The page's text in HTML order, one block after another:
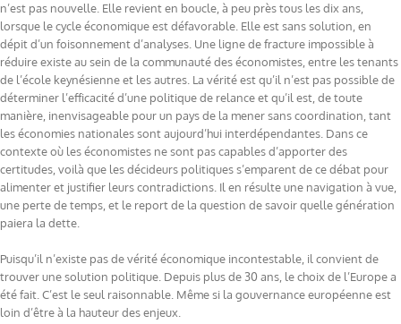
n’est pas nouvelle. Elle revient en boucle, à peu près tous les dix ans,
lorsque le cycle économique est défavorable. Elle est sans solution, en
dépit d’un foisonnement d’analyses. Une ligne de fracture impossible à
réduire existe au sein de la communauté des économistes, entre les tenants
de l’école keynésienne et les autres. La vérité est qu’il n’est pas possible de
déterminer l’efficacité d’une politique de relance et qu’il est, de toute
manière, inenvisageable pour un pays de la mener sans coordination, tant
les économies nationales sont aujourd’hui interdépendantes. Dans ce
contexte où les économistes ne sont pas capables d’apporter des
certitudes, voilà que les décideurs politiques s’emparent de ce débat pour
alimenter et justifier leurs contradictions. Il en résulte une navigation à vue,
une perte de temps, et le report de la question de savoir quelle génération
paiera la dette.
Puisqu’il n’existe pas de vérité économique incontestable, il convient de
trouver une solution politique. Depuis plus de 30 ans, le choix de l’Europe a
été fait. C’est le seul raisonnable. Même si la gouvernance européenne est
loin d’être à la hauteur des enjeux.